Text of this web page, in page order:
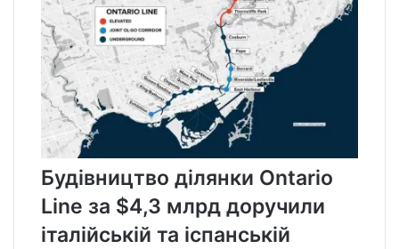
Будівництво ділянки Ontario
Line за $4,3 млрд доручили
італійській та іспанській